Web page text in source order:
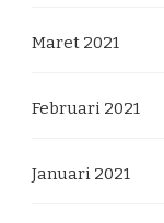
Maret 2021
Februari 2021
Januari 2021